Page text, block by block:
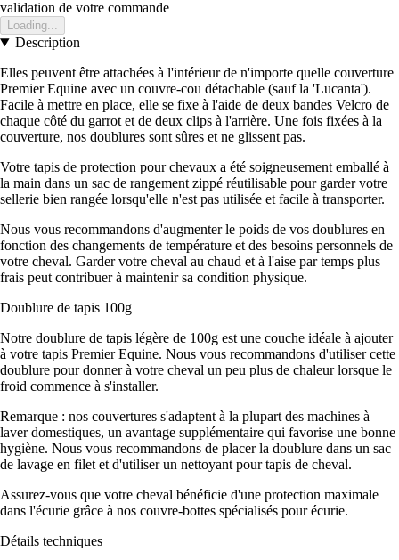
validation de votre commande
Loading...
Description
Elles peuvent être attachées à l'intérieur de n'importe quelle couverture
Premier Equine avec un couvre-cou détachable (sauf la 'Lucanta').
Facile à mettre en place, elle se fixe à l'aide de deux bandes Velcro de
chaque côté du garrot et de deux clips à l'arrière. Une fois fixées à la
couverture, nos doublures sont sûres et ne glissent pas.
Votre tapis de protection pour chevaux a été soigneusement emballé à
la main dans un sac de rangement zippé réutilisable pour garder votre
sellerie bien rangée lorsqu'elle n'est pas utilisée et facile à transporter.
Nous vous recommandons d'augmenter le poids de vos doublures en
fonction des changements de température et des besoins personnels de
votre cheval. Garder votre cheval au chaud et à l'aise par temps plus
frais peut contribuer à maintenir sa condition physique.
Doublure de tapis 100g
Notre doublure de tapis légère de 100g est une couche idéale à ajouter
à votre tapis Premier Equine. Nous vous recommandons d'utiliser cette
doublure pour donner à votre cheval un peu plus de chaleur lorsque le
froid commence à s'installer.
Remarque : nos couvertures s'adaptent à la plupart des machines à
laver domestiques, un avantage supplémentaire qui favorise une bonne
hygiène. Nous vous recommandons de placer la doublure dans un sac
de lavage en filet et d'utiliser un nettoyant pour tapis de cheval.
Assurez-vous que votre cheval bénéficie d'une protection maximale
dans l'écurie grâce à nos couvre-bottes spécialisés pour écurie.
Détails techniques